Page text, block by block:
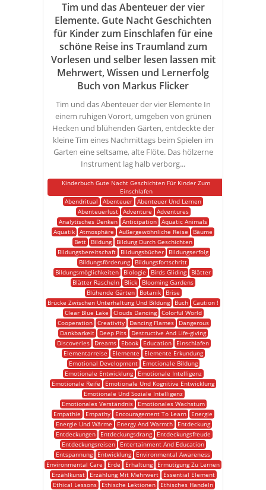
Tim und das Abenteuer der vier
Elemente. Gute Nacht Geschichten
für Kinder zum Einschlafen für eine
schöne Reise ins Traumland zum
Vorlesen und selber lesen lassen mit
Mehrwert, Wissen und Lernerfolg
Buch von Markus Flicker
Tim und das Abenteuer der vier Elemente In
einem ruhigen Vorort, umgeben von grünen
Hecken und blühenden Gärten, entdeckte der
kleine Tim eines Nachmittags beim Spielen im
Garten eine seltsame, alte Flöte. Das hölzerne
Instrument lag halb verborg...
Kinderbuch Gute Nacht Geschichten Für Kinder Zum
Einschlafen
Abendritual
Abenteuer Abenteuer Und Lernen
Abenteuerlust
Adventure
Adventures
Analytisches Denken Anticipation Aquatic Animals
Aquatik Atmosphäre Außergewöhnliche Reise
Bäume
Bett
Bildung
Bildung Durch Geschichten
Bildungsbereitschaft
Bildungsbücher
Bildungserfolg
Bildungsförderung
Bildungsfortschritt
Bildungsmöglichkeiten
Biologie Birds Gliding
Blätter
Blätter Rascheln
Blick
Blooming Gardens
Blühende Gärten
Botanik
Brise
Brücke Zwischen Unterhaltung Und Bildung
Buch Caution !
Clear Blue Lake
Clouds Dancing
Colorful World
Cooperation
Creativity Dancing Flames
Dangerous
Dankbarkeit
Deep Pits
Destructive And Life-giving
Discoveries
Dreams Ebook Education
Einschlafen
Elementarreise
Elemente
Elemente Erkundung
Emotional Development
Emotionale Bildung
Emotionale Entwicklung
Emotionale Intelligenz
Emotionale Reife
Emotionale Und Kognitive Entwicklung
Emotionale Und Soziale Intelligenz
Emotionales Verständnis
Emotionales Wachstum
Empathie
Empathy Encouragement To Learn
Energie
Energie Und Wärme
Energy And Warmth
Entdeckung
Entdeckungen
Entdeckungsdrang
Entdeckungsfreude
Entdeckungsreisen
Entertainment And Education
Entspannung
Entwicklung
Environmental Awareness
Environmental Care
Erde Erhaltung
Ermutigung Zu Lernen
Erzählkunst
Erzählung Mit Mehrwert
Essential Element
Ethical Lessons
Ethische Lektionen
Ethisches Handeln